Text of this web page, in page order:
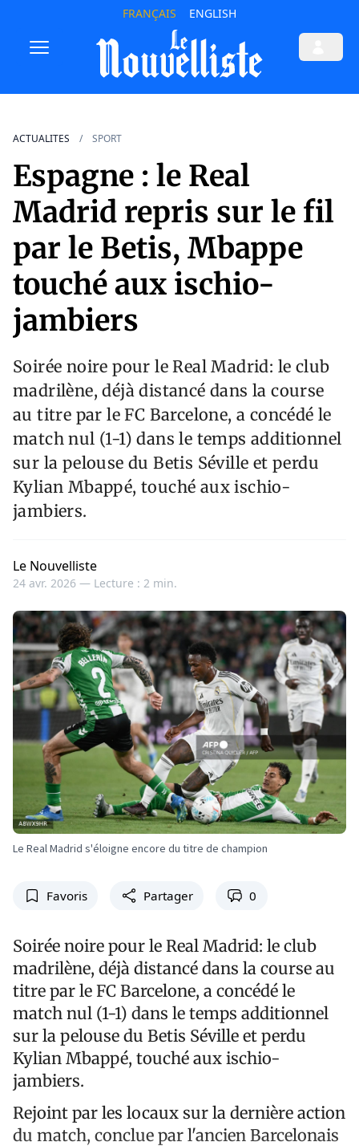
FRANÇAIS ENGLISH
ACTUALITES SPORT
Espagne : le Real
Madrid repris sur le fil
par le Betis, Mbappe
touché aux ischio-
jambiers
Soirée noire pour le Real Madrid: le club
madrilène, déjà distancé dans la course
au titre par le FC Barcelone, a concédé le
match nul (1-1) dans le temps additionnel
sur la pelouse du Betis Séville et perdu
Kylian Mbappé, touché aux ischio-
jambiers.
Le Nouvelliste
24 avr. 2026 — Lecture : 2 min.
Le Real Madrid s'éloigne encore du titre de champion
Favoris Partager 0
Soirée noire pour le Real Madrid: le club
madrilène, déjà distancé dans la course au
titre par le FC Barcelone, a concédé le
match nul (1-1) dans le temps additionnel
sur la pelouse du Betis Séville et perdu
Kylian Mbappé, touché aux ischio-
jambiers.
Rejoint par les locaux sur la dernière action
du match, conclue par l'ancien Barcelonais